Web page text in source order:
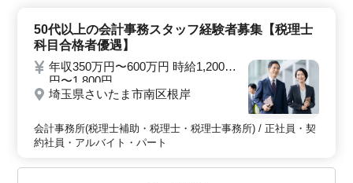
50代以上の会計事務スタッフ経験者募集【税理士
科目合格者優遇】
年収350万円〜600万円 時給1,200
円〜1,800円
埼玉県さいたま市南区根岸
会計事務所(税理士補助・税理士・税理士事務所) / 正社員・契
約社員・アルバイト・パート